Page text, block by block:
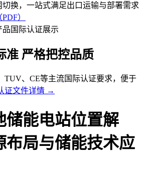
切换，一站式满足出口运输与部署需求
）
准 严格把控品质
TUV、CE等主流国际认证要求，便于
证文件详情 →
储能电站位置解
布局与储能技术应